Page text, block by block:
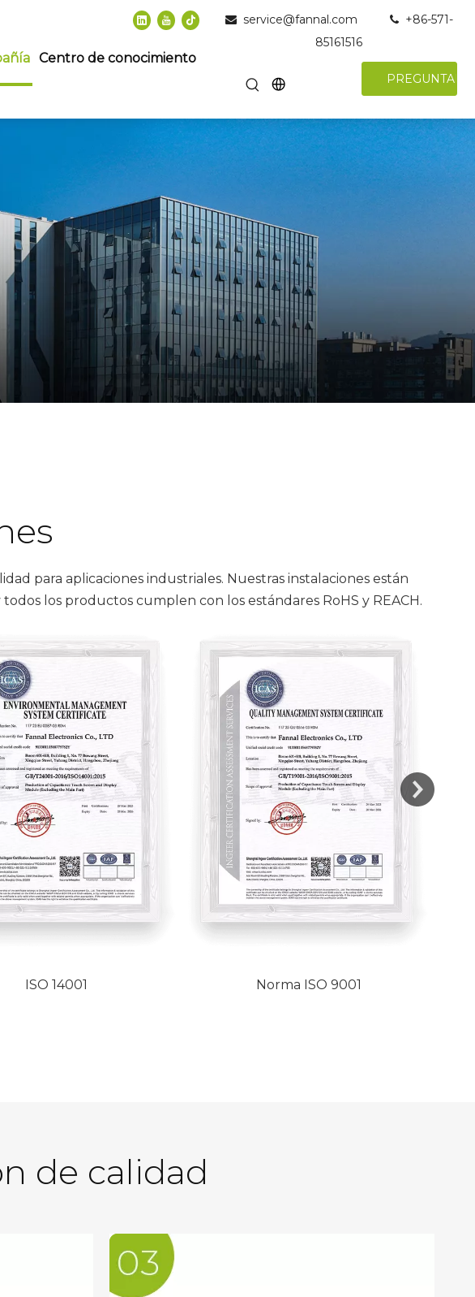
Centro de conocimiento
 service@fannal.com +86-571-
85161516
PREGUNTAR
para aplicaciones industriales. Nuestras instalaciones están
todos los productos cumplen con los estándares RoHS y REACH.
ISO 45001
de calidad